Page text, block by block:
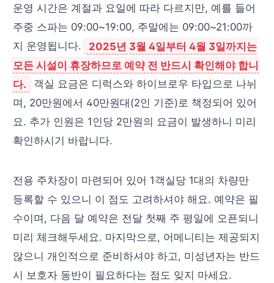
운영 시간은 계절과 요일에 따라 다르지만, 예를 들어
주중 스파는 09:00~19:00, 주말에는 09:00~21:00까
지 운영됩니다.
2025년 3월 4일부터 4월 3일까지는
모든 시설이 휴장하므로 예약 전 반드시 확인해야 합니
다.
객실 요금은 디럭스와 하이브로우 타입으로 나뉘
며, 20만원에서 40만원대(2인 기준)로 책정되어 있어
요. 추가 인원은 1인당 2만원의 요금이 발생하니 미리
확인하시기 바랍니다.
전용 주차장이 마련되어 있어 1객실당 1대의 차량만
등록할 수 있으니 이 점도 고려하셔야 해요. 예약은 필
수이며, 다음 달 예약은 전달 첫째 주 평일에 오픈되니
미리 체크해두세요. 마지막으로, 어메니티는 제공되지
않으니 개인적으로 준비하셔야 하고, 미성년자는 반드
시 보호자 동반이 필요하다는 점도 잊지 마세요.